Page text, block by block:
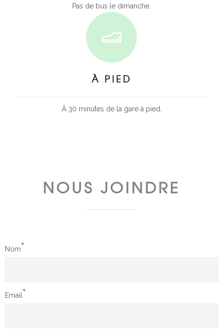
Pas de bus le dimanche.
À PIED
À 30 minutes de la gare à pied.
NOUS JOINDRE
Nom*
Email *